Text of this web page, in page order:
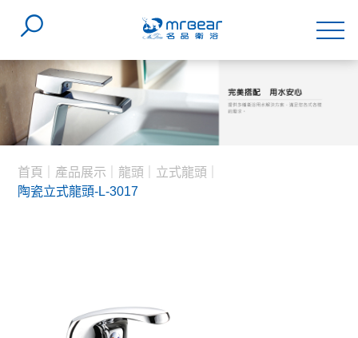
首頁 產品展示 龍頭
立式龍頭
陶瓷立式龍頭-L-3017